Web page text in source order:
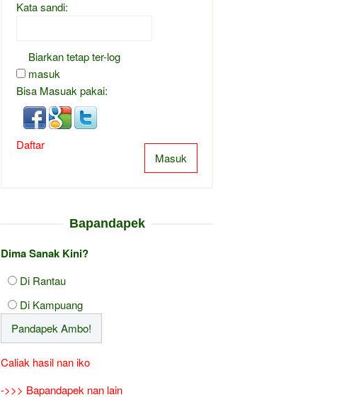
Kata sandi:
Biarkan tetap ter-log
masuk
Bisa Masuak pakai:
Masuk
Daftar
Bapandapek
Dima Sanak Kini?
Di Rantau
Di Kampuang
Caliak hasil nan iko
->>> Bapandapek nan lain